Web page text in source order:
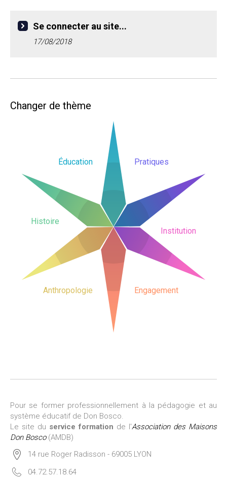
Se connecter au site...
17/08/2018
Pour se former professionnellement à la pédagogie et au
système éducatif de Don Bosco.
Le site du service formation de l'Association des Maisons
Don Bosco(AMDB)
14 rue Roger Radisson - 69005 LYON
04.72.57.18.64
Changer de thème
Éducation Pratiques
Institution
Engagement
Anthropologie
Histoire